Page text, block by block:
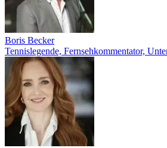
Boris Becker
Tennislegende, Fernsehkommentator,